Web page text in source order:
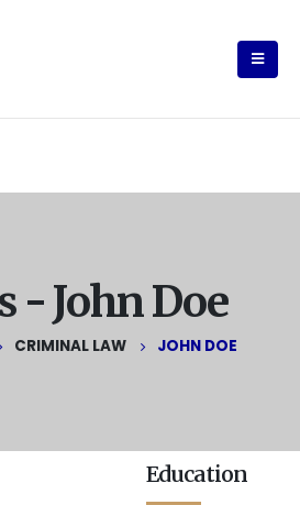
- John Doe
CRIMINAL LAW JOHN DOE
Education